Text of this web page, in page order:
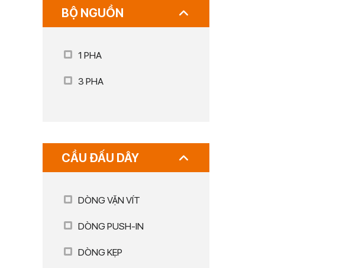
BỘ NGUỒN
1 PHA
3 PHA
CẦU ĐẤU DÂY
DÒNG VẶN VÍT
DÒNG PUSH-IN
DÒNG KẸP